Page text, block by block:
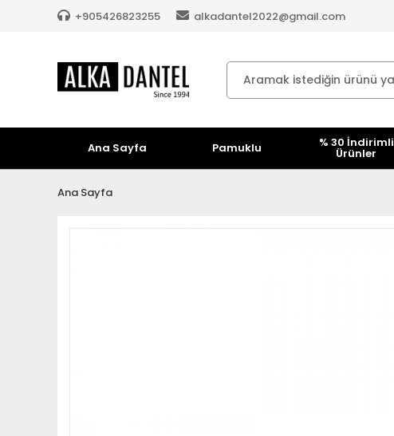
+905426823255 alkadantel2022@gmail.com
Ana Sayfa Pamuklu % 30 İndirimli
Ürünler
Ana Sayfa